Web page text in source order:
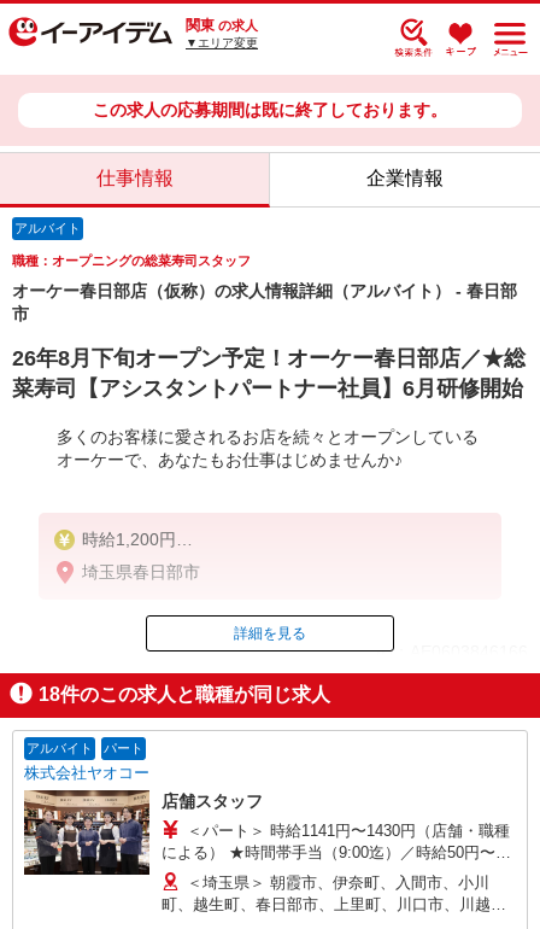
関東 の求人
▼エリア変更
この求人の応募期間は既に終了しております。
仕事情報 企業情報
アルバイト
職種：オープニングの総菜寿司スタッフ
オーケー春日部店（仮称）の求人情報詳細（アルバイト） - 春日部
市
26年8月下旬オープン予定！オーケー春日部店／★総
菜寿司【アシスタントパートナー社員】6月研修開始
多くのお客様に愛されるお店を続々とオープンしている
オーケーで、あなたもお仕事はじめませんか♪
時給1,200円
※日曜出勤時給＋100円
埼玉県春日部市
ID：AE0603846166
掲載期間終了
詳細を見る
18件のこの求人と職種が同じ求人
アルバイト パート
株式会社ヤオコー
店舗スタッフ
＜パート＞ 時給1141円〜1430円（店舗・職種
による） ★時間帯手当（9:00迄）／時給50円〜
200円UP（店舗による）
（16:00以降）／時給50円〜250円UP（店舗・時間
帯による） ★土・日・祝日手当／時給100円〜250
＜埼玉県＞ 朝霞市、伊奈町、入間市、小川
町、越生町、春日部市、上里町、川口市、川越